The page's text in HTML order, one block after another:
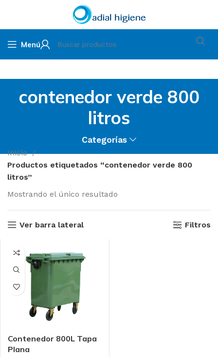
Menú
contenedor verde 800
litros
Categorías
Inicio
Productos etiquetados “contenedor verde 800
litros”
Mostrando el único resultado
Ver barra lateral Filtros
Contenedor 800L Tapa
Plana